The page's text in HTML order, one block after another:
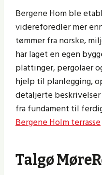
Bergene Hom ble
videreforedler mer
tømmer fra norske,
har laget en egen
plattinger, pergolaer
hjelp til planlegging,
detaljerte
fra fundament til
Bergene Holm terrasse
Talgø